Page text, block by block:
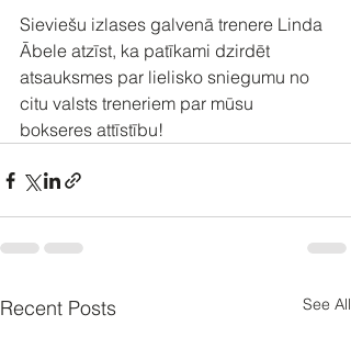
Sieviešu izlases galvenā trenere Linda
Ābele atzīst, ka patīkami dzirdēt
atsauksmes par lielisko sniegumu no
citu valsts treneriem par mūsu
bokseres attīstību!
Recent Posts See All